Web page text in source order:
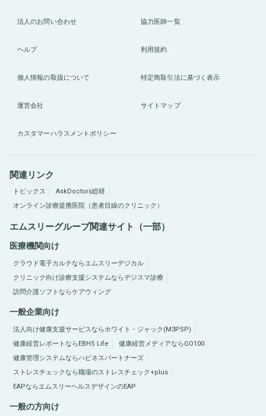
法人のお問い合わせ 協力医師一覧
ヘルプ 利用規約
個人情報の取扱について 特定商取引法に基づく表示
運営会社 サイトマップ
カスタマーハラスメントポリシー
関連リンク
トピックス
AskDoctors総研
オンライン診療提携医院（患者目線のクリニック）
エムスリーグループ関連サイト（一部）
医療機関向け
クラウド電子カルテならエムスリーデジカル
クリニック向け診療支援システムならデジスマ診療
訪問介護ソフトならケアウィング
一般企業向け
法人向け健康支援サービスならホワイト・ジャック(M3PSP)
健康経営レポートならEBHS Life
健康経営メディアならGO100
健康管理システムならハピネスパートナーズ
ストレスチェックなら職場のストレスチェック+plus
EAPならエムスリーヘルスデザインのEAP
一般の方向け